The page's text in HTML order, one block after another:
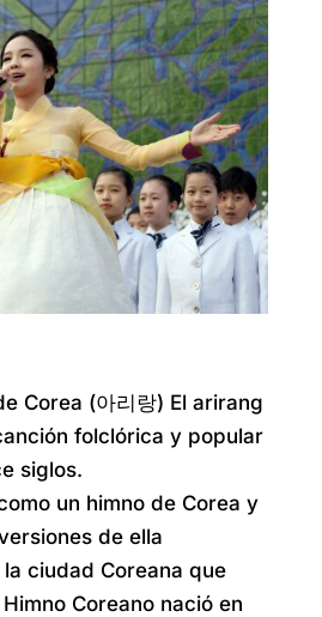
Corea (아리랑) El arirang
folclórica y popular
siglos.
un himno de Corea y
de ella
ciudad Coreana que
Coreano nació en